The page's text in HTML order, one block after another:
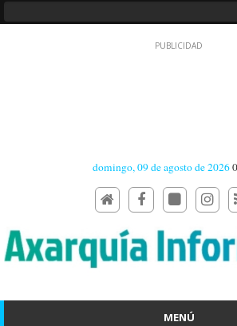
domingo, 09 de agosto de 2026
MENÚ